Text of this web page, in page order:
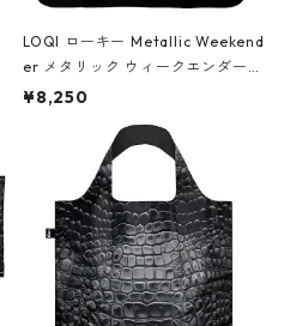
LOQI ローキー Metallic Weekend
er メタリック ウィークエンダー
ボストンバッグ ショルダーバッグ
Black ジャン=ミッシェル・バスキ
ア/クラウン ブラック
¥8,250